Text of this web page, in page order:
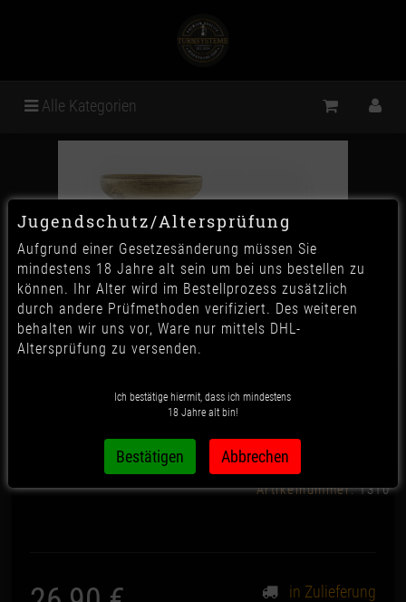
Alle Kategorien
Da Vinci Piero Phunnelkopf -
Terra
Artikelnummer:1310
in Zulieferung
Jugendschutz/Altersprüfung
Aufgrund einer Gesetzesänderung müssen Sie
mindestens 18 Jahre alt sein um bei uns bestellen zu
können. Ihr Alter wird im Bestellprozess zusätzlich
durch andere Prüfmethoden verifiziert. Des weiteren
behalten wir uns vor, Ware nur mittels DHL-
Altersprüfung zu versenden.
Ich bestätige hiermit, dass ich mindestens
18 Jahre alt bin!